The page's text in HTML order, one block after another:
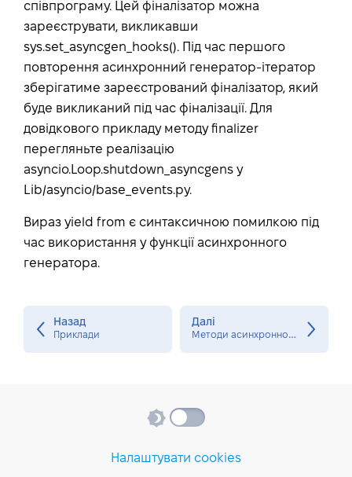
співпрограму. Цей фіналізатор можна
зареєструвати, викликавши
sys.set_asyncgen_hooks(). Під час першого
повторення асинхронний генератор-ітератор
зберігатиме зареєстрований фіналізатор, який
буде викликаний під час фіналізації. Для
довідкового прикладу методу finalizer
перегляньте реалізацію
asyncio.Loop.shutdown_asyncgens у
Lib/asyncio/base_events.py.
Вираз yield from є синтаксичною помилкою під
час використання у функції асинхронного
генератора.
Назад
Приклади
Далі
М
етоди асинхронного генератора-ітератора
Налаштувати cookies